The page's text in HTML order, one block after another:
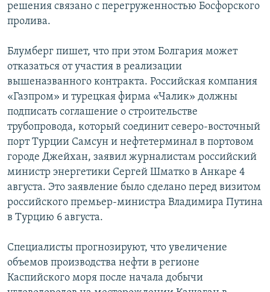
решения связано с перегруженностью Босфорского
пролива.
Блумберг пишет, что при этом Болгария может
отказаться от участия в реализации
вышеназванного контракта. Российская компания
«Газпром» и турецкая фирма «Чалик» должны
подписать соглашение о строительстве
трубопровода, который соединит северо-восточный
порт Турции Самсун и нефтетерминал в портовом
городе Джейхан, заявил журналистам российский
министр энергетики Сергей Шматко в Анкаре 4
августа. Это заявление было сделано перед визитом
российского премьер-министра Владимира Путина
в Турцию 6 августа.
Специалисты прогнозируют, что увеличение
объемов производства нефти в регионе
Каспийского моря после начала добычи